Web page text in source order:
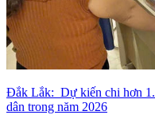
Đắk Lắk: Dự kiến chi hơn
dân trong năm 2026